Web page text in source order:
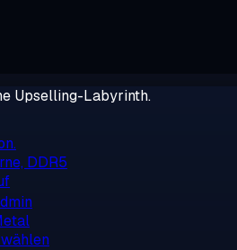
Upselling-Labyrinth.
DDR5